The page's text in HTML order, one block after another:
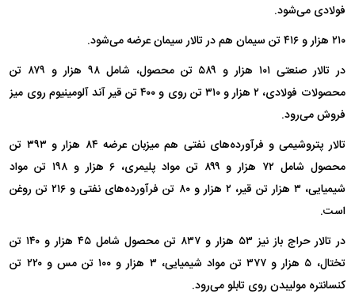
فولادی می‌شود.
۲۱۰ هزار و ۴۱۶ تن سیمان هم در تالار سیمان عرضه می‌شود.
در تالار صنعتی ۱۰۱ هزار و ۵۸۹ تن محصول، شامل ۹۸ هزار و ۸۷۹ تن
محصولات فولادی، ۲ هزار و ۳۱۰ تن روی و ۴۰۰ تن قیر آند آلومینیوم روی میز
فروش می‌رود.
تالار پتروشیمی و فرآورده‌های نفتی هم میزبان عرضه ۸۴ هزار و ۳۹۳ تن
محصول شامل ۷۲ هزار و ۸۹۹ تن مواد پلیمری، ۶ هزار و ۱۹۸ تن مواد
شیمیایی، ۳ هزار تن قیر، ۲ هزار و ۸۰ تن فرآورده‌های نفتی و ۲۱۶ تن روغن
است.
در تالار حراج باز نیز ۵۳ هزار و ۸۳۷ تن محصول شامل ۴۵ هزار و ۱۴۰ تن
تختال، ۵ هزار و ۳۷۷ تن مواد شیمیایی، ۳ هزار و ۱۰۰ تن مس و ۲۲۰ تن
کنسانتره مولیبدن روی تابلو می‌رود.